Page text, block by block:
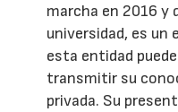
marcha en 2016 y
universidad, es un
esta entidad
transmitir su
privada. Su